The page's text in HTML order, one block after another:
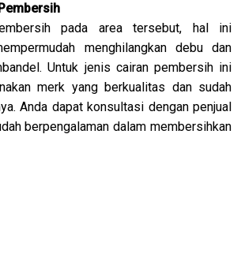
pada area tersebut, hal ini
menghilangkan debu dan
Untuk jenis cairan pembersih ini
merk yang berkualitas dan sudah
Anda dapat konsultasi dengan penjual
berpengalaman dalam membersihkan